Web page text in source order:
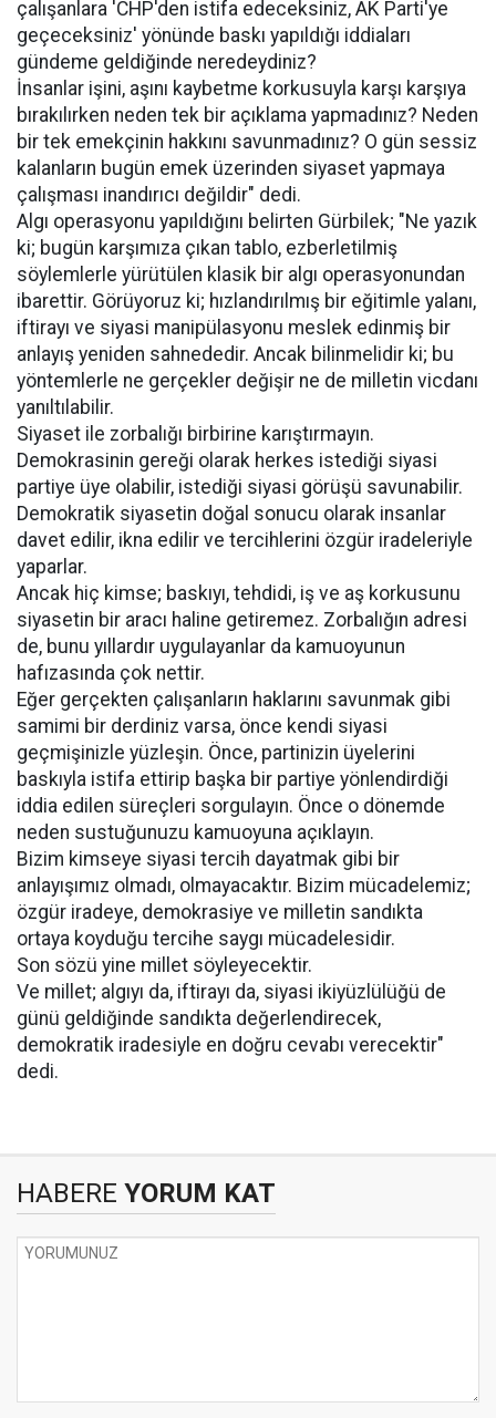
çalışanlara 'CHP'den istifa edeceksiniz, AK Parti'ye
geçeceksiniz' yönünde baskı yapıldığı iddiaları
gündeme geldiğinde neredeydiniz?
İnsanlar işini, aşını kaybetme korkusuyla karşı karşıya
bırakılırken neden tek bir açıklama yapmadınız? Neden
bir tek emekçinin hakkını savunmadınız? O gün sessiz
kalanların bugün emek üzerinden siyaset yapmaya
çalışması inandırıcı değildir" dedi.
Algı operasyonu yapıldığını belirten Gürbilek; "Ne yazık
ki; bugün karşımıza çıkan tablo, ezberletilmiş
söylemlerle yürütülen klasik bir algı operasyonundan
ibarettir. Görüyoruz ki; hızlandırılmış bir eğitimle yalanı,
iftirayı ve siyasi manipülasyonu meslek edinmiş bir
anlayış yeniden sahnededir. Ancak bilinmelidir ki; bu
yöntemlerle ne gerçekler değişir ne de milletin vicdanı
yanıltılabilir.
Siyaset ile zorbalığı birbirine karıştırmayın.
Demokrasinin gereği olarak herkes istediği siyasi
partiye üye olabilir, istediği siyasi görüşü savunabilir.
Demokratik siyasetin doğal sonucu olarak insanlar
davet edilir, ikna edilir ve tercihlerini özgür iradeleriyle
yaparlar.
Ancak hiç kimse; baskıyı, tehdidi, iş ve aş korkusunu
siyasetin bir aracı haline getiremez. Zorbalığın adresi
de, bunu yıllardır uygulayanlar da kamuoyunun
hafızasında çok nettir.
Eğer gerçekten çalışanların haklarını savunmak gibi
samimi bir derdiniz varsa, önce kendi siyasi
geçmişinizle yüzleşin. Önce, partinizin üyelerini
baskıyla istifa ettirip başka bir partiye yönlendirdiği
iddia edilen süreçleri sorgulayın. Önce o dönemde
neden sustuğunuzu kamuoyuna açıklayın.
Bizim kimseye siyasi tercih dayatmak gibi bir
anlayışımız olmadı, olmayacaktır. Bizim mücadelemiz;
özgür iradeye, demokrasiye ve milletin sandıkta
ortaya koyduğu tercihe saygı mücadelesidir.
Son sözü yine millet söyleyecektir.
Ve millet; algıyı da, iftirayı da, siyasi ikiyüzlülüğü de
günü geldiğinde sandıkta değerlendirecek,
demokratik iradesiyle en doğru cevabı verecektir"
dedi.
HABERE YORUM KAT